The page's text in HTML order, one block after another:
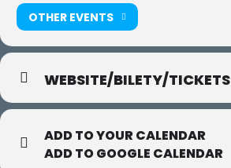
OTHER EVENTS
WEBSITE/BILETY/TICKETS
ADD TO YOUR CALENDAR
ADD TO GOOGLE CALENDAR